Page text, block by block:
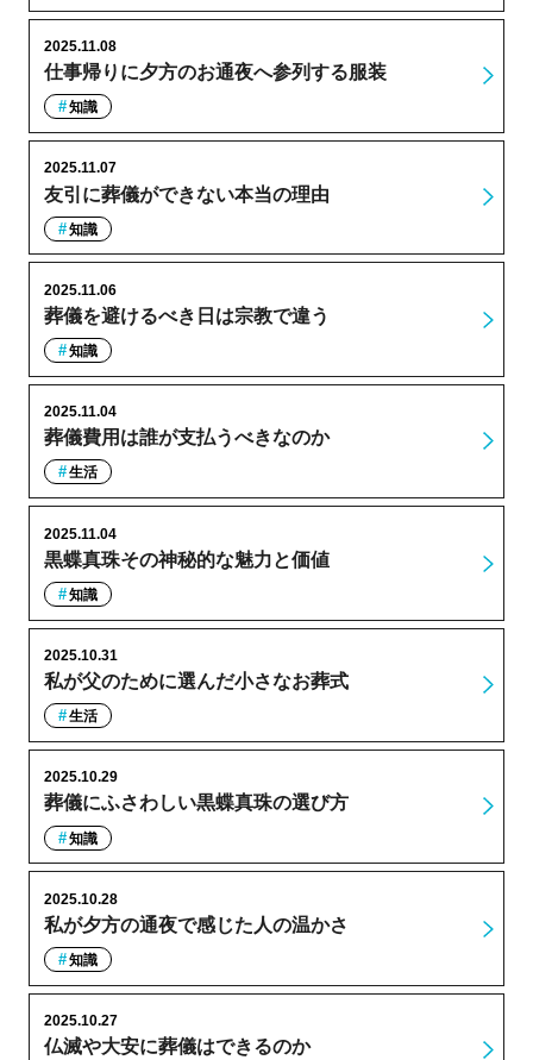
仕事帰りに夕方のお通夜へ参列する服装
2025.11.08
知識
友引に葬儀ができない本当の理由
2025.11.07
知識
葬儀を避けるべき日は宗教で違う
2025.11.06
知識
葬儀費用は誰が支払うべきなのか
2025.11.04
生活
黒蝶真珠その神秘的な魅力と価値
2025.11.04
知識
私が父のために選んだ小さなお葬式
2025.10.31
生活
葬儀にふさわしい黒蝶真珠の選び方
2025.10.29
知識
私が夕方の通夜で感じた人の温かさ
2025.10.28
知識
仏滅や大安に葬儀はできるのか
2025.10.27